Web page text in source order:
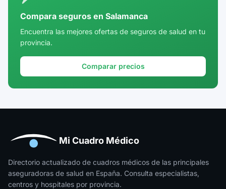
Córdoba
Cuenca
Girona
Huesca
Jaén
La Rioja
Compara seguros en Salamanca
Encuentra las mejores ofertas de seguros de salud en tu
provincia.
Comparar precios
Mi Cuadro Médico
Directorio actualizado de cuadros médicos de las principales
aseguradoras de salud en España. Consulta especialistas,
centros y hospitales por provincia.